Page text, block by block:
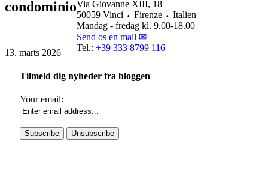
condominio
13. marts 2026|
Tilmeld dig nyheder fra bloggen
Your email:
Via Giovanne XIII, 18
50059 Vinci ⬩ Firenze ⬩ Italien
Mandag - fredag kl. 9.00-18.00
Send os en mail ✉
Tel.: +39 333 8799 116